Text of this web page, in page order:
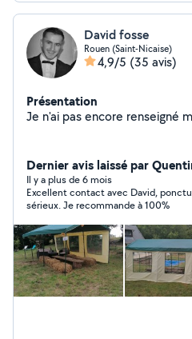
David fosse
Rouen (Saint-Nicaise)
4,9/5 (35 avis)
Présentation
Dernier avis laissé par
Il y a plus de 6 mois
Excellent contact avec David,
sérieux. Je recommande à 100%